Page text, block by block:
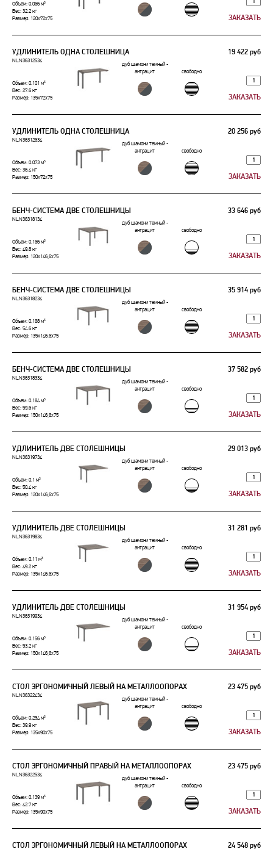
Объем: 0.066 м³
Вес: 32.2 кг
Размер: 120x72x75
УДЛИНИТЕЛЬ ОДНА СТОЛЕШНИЦА 19 422 руб
NLN36312534
дуб шамони темный -
антрацит
свободно
Объем: 0.101 м³
Вес: 27.6 кг
Размер: 135x72x75
УДЛИНИТЕЛЬ ОДНА СТОЛЕШНИЦА 20 256 руб
NLN36312634
дуб шамони темный -
антрацит
свободно
Объем: 0.073 м³
Вес: 36.4 кг
Размер: 150x72x75
БЕНЧ-СИСТЕМА ДВЕ СТОЛЕШНИЦЫ 33 646 руб
NLN36318134
дуб шамони темный -
антрацит
свободно
Объем: 0.166 м³
Вес: 49.8 кг
Размер: 120x146,6x75
БЕНЧ-СИСТЕМА ДВЕ СТОЛЕШНИЦЫ 35 914 руб
NLN36318234
дуб шамони темный -
антрацит
свободно
Объем: 0.168 м³
Вес: 54.6 кг
Размер: 135x146,6x75
БЕНЧ-СИСТЕМА ДВЕ СТОЛЕШНИЦЫ 37 582 руб
NLN36318334
дуб шамони темный -
антрацит
свободно
Объем: 0.184 м³
Вес: 59.6 кг
Размер: 150x146,6x75
УДЛИНИТЕЛЬ ДВЕ СТОЛЕШНИЦЫ 29 013 руб
NLN36319734
дуб шамони темный -
антрацит
свободно
Объем: 0.1 м³
Вес: 50.4 кг
Размер: 120x146,6x75
УДЛИНИТЕЛЬ ДВЕ СТОЛЕШНИЦЫ 31 281 руб
NLN36319834
дуб шамони темный -
антрацит
свободно
Объем: 0.11 м³
Вес: 49.2 кг
Размер: 135x146,6x75
УДЛИНИТЕЛЬ ДВЕ СТОЛЕШНИЦЫ 31 954 руб
NLN36319934
дуб шамони темный -
антрацит
свободно
Объем: 0.156 м³
Вес: 53.2 кг
Размер: 150x146,6x75
СТОЛ ЭРГОНОМИЧНЫЙ ЛЕВЫЙ НА МЕТАЛЛООПОРАХ 23 475 руб
NLN36322434
дуб шамони темный -
антрацит
свободно
Объем: 0.254 м³
Вес: 39.9 кг
Размер: 135x90x75
СТОЛ ЭРГОНОМИЧНЫЙ ПРАВЫЙ НА МЕТАЛЛООПОРАХ 23 475 руб
NLN36322534
дуб шамони темный -
антрацит
свободно
Объем: 0.139 м³
Вес: 42.7 кг
Размер: 135x90x75
СТОЛ ЭРГОНОМИЧНЫЙ ЛЕВЫЙ НА МЕТАЛЛООПОРАХ 24 548 руб